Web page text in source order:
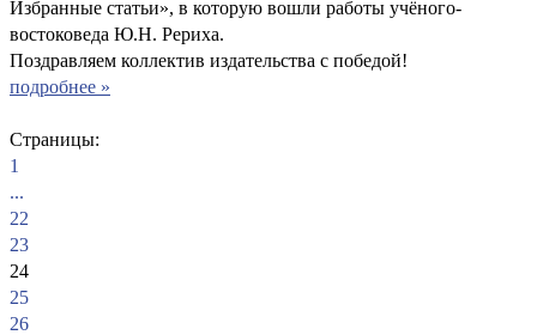
Избранные статьи», в которую вошли работы учёного-
востоковеда Ю.Н. Рериха.
Поздравляем коллектив издательства с победой!
подробнее »
Страницы:
1
...
22
23
24
25
26